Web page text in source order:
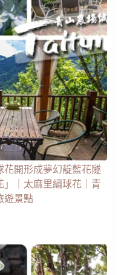
花開形成夢幻靛藍花隧
」｜太麻里繡球花｜青
遊景點